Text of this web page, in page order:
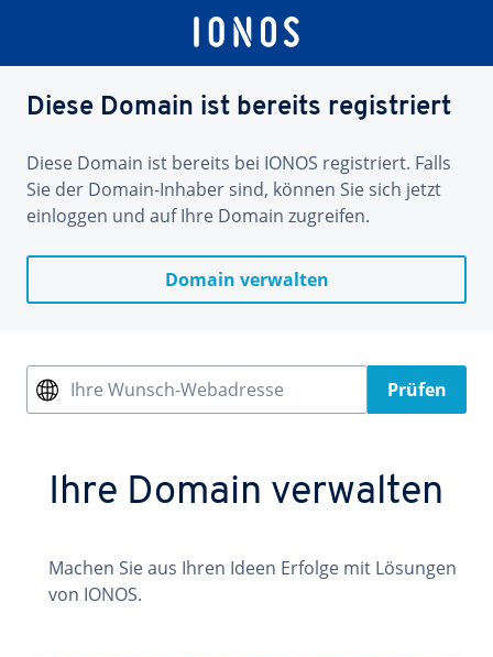
Diese Domain ist bereits registriert
Diese Domain ist bereits bei IONOS registriert. Falls
Sie der Domain-Inhaber sind, können Sie sich jetzt
einloggen und auf Ihre Domain zugreifen.
Domain verwalten
Ihre Wunsch-Webadresse Prüfen
Ihre Domain verwalten
Machen Sie aus Ihren Ideen Erfolge mit Lösungen
von IONOS.